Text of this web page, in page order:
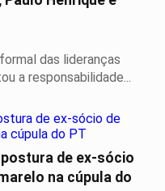
das lideranças
a responsabilidade...
de ex-sócio
na cúpula do